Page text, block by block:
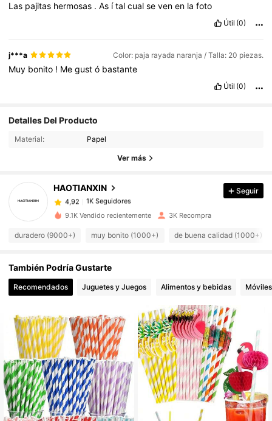
Las pajitas hermosas .As ítalcualsevenen lafoto
Útil (0)
j***a Color: paja rayada naranja / Talla: 20 piezas.
Muy bonito ! Megustó bastante
Útil (0)
Detalles Del Producto
Material: Papel
Ver más
HAOTIANXIN
4,92 1K Seguidores
1K Seguidores
1K Seguidores
4,92
4,92 1K Seguidores
4,92 1K Seguidores
4,92 1K Seguidores
4,92
4,92
4,92 1K Seguidores
Seguir
9.1K Vendido recientemente 3K Recompra
duradero (9000+) muy bonito (1000+) de buena calidad (1000+)
También Podría Gustarte
Recomendados Juguetes y Juegos Alimentos y bebidas